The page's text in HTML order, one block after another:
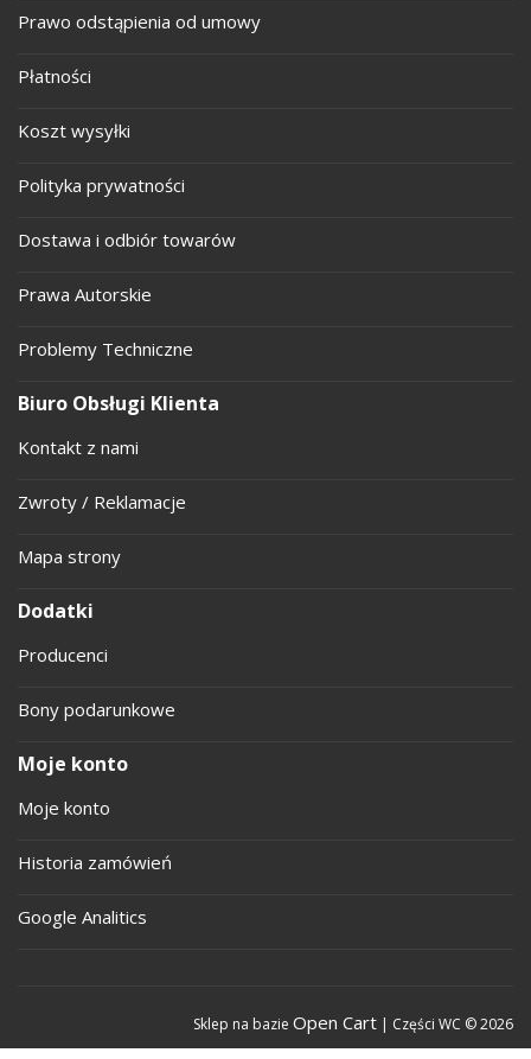
Prawo odstąpienia od umowy
Płatności
Koszt wysyłki
Polityka prywatności
Dostawa i odbiór towarów
Prawa Autorskie
Problemy Techniczne
Biuro Obsługi Klienta
Kontakt z nami
Zwroty / Reklamacje
Mapa strony
Dodatki
Producenci
Bony podarunkowe
Moje konto
Moje konto
Historia zamówień
Google Analitics
Sklep na bazie Open Cart | Części WC © 2026